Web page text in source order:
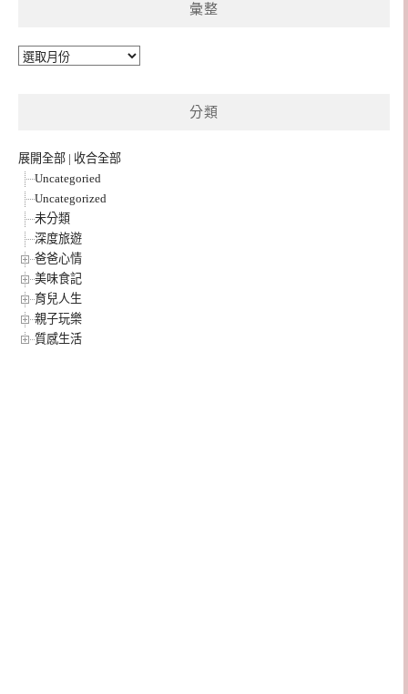
彙整
彙
分類
展開全部 | 收合全部
Uncategoried
Uncategorized
未分類
深度旅遊
爸爸心情
美味食記
育兒人生
親子玩樂
質感生活